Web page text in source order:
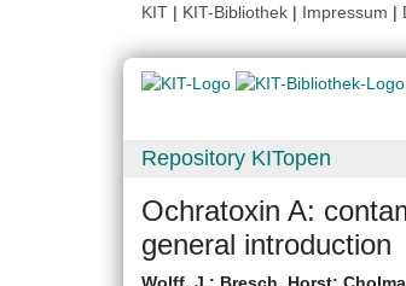
KIT | KIT-Bibliothek | Impressum |
Repository KITopen
Ochratoxin A:
general introduction